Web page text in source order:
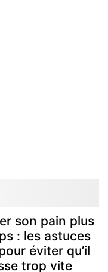
son pain plus
: les astuces
éviter qu’il
trop vite